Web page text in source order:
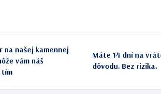
na našej kamennej
vám náš
tím
Máte 14 dní na
dôvodu. Bez rizika.